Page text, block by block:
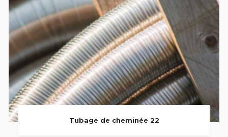
Tubage de cheminée 22